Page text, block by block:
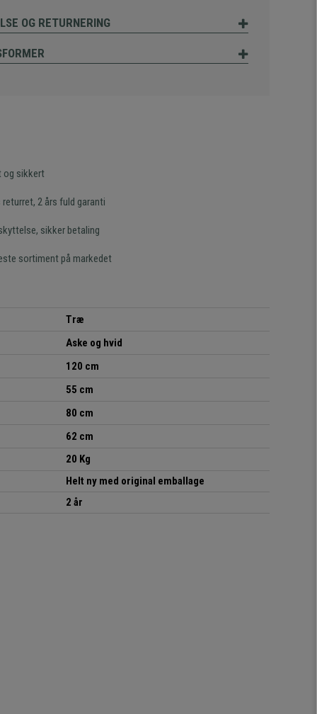
OG RETURNERING
og sikkert
returret, 2 års fuld garanti
sikker betaling
sortiment på markedet
Træ
Aske og hvid
120 cm
55 cm
80 cm
62 cm
20 Kg
Helt ny med original emballage
2 år